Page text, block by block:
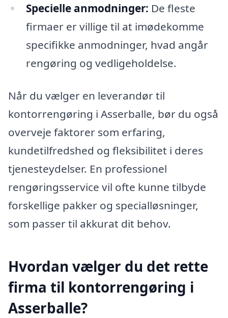
Specielle anmodninger: De fleste
firmaer er villige til at imødekomme
specifikke anmodninger, hvad angår
rengøring og vedligeholdelse.
Når du vælger en leverandør til
kontorrengøring i Asserballe, bør du også
overveje faktorer som erfaring,
kundetilfredshed og fleksibilitet i deres
tjenesteydelser. En professionel
rengøringsservice vil ofte kunne tilbyde
forskellige pakker og specialløsninger,
som passer til akkurat dit behov.
Hvordan vælger du det rette
firma til kontorrengøring i
Asserballe?